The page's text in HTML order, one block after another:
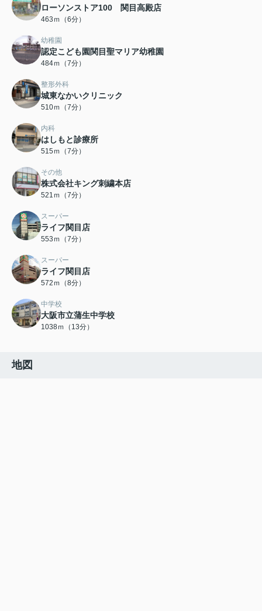
ローソンストア100 関目高殿店
463ｍ（6分）
幼稚園
認定こども園関目聖マリア幼稚園
484ｍ（7分）
整形外科
城東なかいクリニック
510ｍ（7分）
内科
はしもと診療所
515ｍ（7分）
その他
株式会社キング刺繍本店
521ｍ（7分）
スーパー
ライフ関目店
553ｍ（7分）
スーパー
ライフ関目店
572ｍ（8分）
中学校
大阪市立蒲生中学校
1038ｍ（13分）
地図